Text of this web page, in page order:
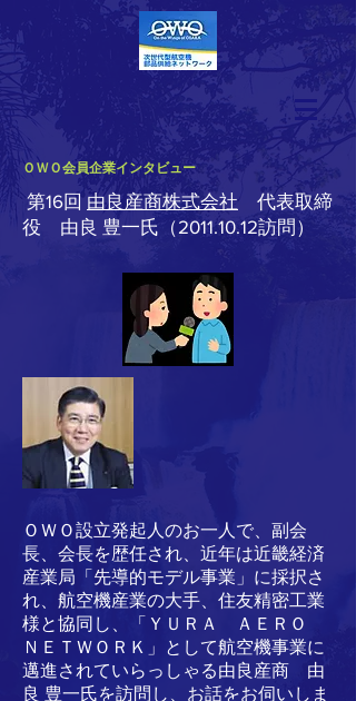
ＯＷＯ会員企業インタビュー
第16回 由良産商株式会社 代表取締
役 由良 豊一氏（2011.10.12訪問）
ＯＷＯ設立発起人のお一人で、副会
長、会長を歴任され、近年は近畿経済
産業局「先導的モデル事業」に採択さ
れ、航空機産業の大手、住友精密工業
様と協同し、「ＹＵＲＡ ＡＥＲＯ
ＮＥＴＷＯＲＫ」として航空機事業に
邁進されていらっしゃる由良産商 由
良 豊一氏を訪問し、お話をお伺いしま